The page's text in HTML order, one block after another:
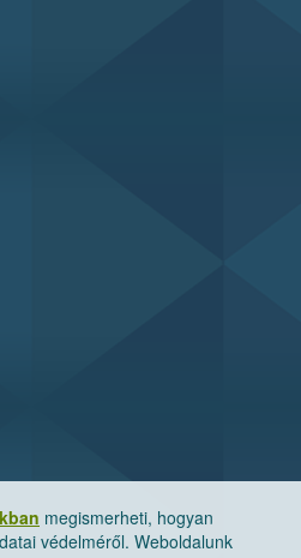
megismerheti, hogyan
védelméről. Weboldalunk